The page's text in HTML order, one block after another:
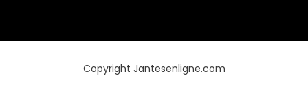
Copyright Jantesenligne.com